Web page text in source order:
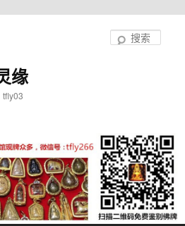
缘
tfly03